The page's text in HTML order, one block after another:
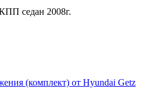
седан 2008г.
(комплект) от Hyundai Getz